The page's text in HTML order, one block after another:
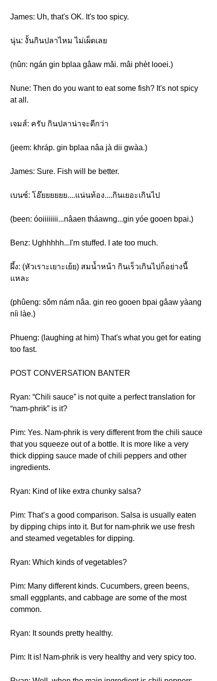
James: Uh, that's OK. It's too spicy.
นุ่น: งั้นกินปลาไหม ไม่เผ็ดเลย
(nûn: ngán gin bplaa gâaw mǎi. mâi phèt looei.)
Nune: Then do you want to eat some fish? It's not spicy
at all.
เจมส์: ครับ กินปลาน่าจะดีกว่า
(jeem: khráp. gin bplaa nâa jà dii gwàa.)
James: Sure. Fish will be better.
เบนซ์: โอ๊ยยยยยย....แน่นท้อง....กินเยอะเกินไป
(been: óoiiiiiiii...nâaen tháawng...gin yóe gooen bpai.)
Benz: Ughhhhh...I'm stuffed. I ate too much.
ผึ้ง: (หัวเราะเยาะเย้ย) สมน้ำหน้า กินเร็วเกินไปก็อย่างนี้
แหละ
(phûeng: sǒm nám nâa. gin reo gooen bpai gâaw yàang
níi làe.)
Phueng: (laughing at him) That's what you get for eating
too fast.
POST CONVERSATION BANTER
Ryan: “Chili sauce” is not quite a perfect translation for
“nam-phrik” is it?
Pim: Yes. Nam-phrik is very different from the chili sauce
that you squeeze out of a bottle. It is more like a very
thick dipping sauce made of chili peppers and other
ingredients.
Ryan: Kind of like extra chunky salsa?
Pim: That’s a good comparison. Salsa is usually eaten
by dipping chips into it. But for nam-phrik we use fresh
and steamed vegetables for dipping.
Ryan: Which kinds of vegetables?
Pim: Many different kinds. Cucumbers, green beens,
small eggplants, and cabbage are some of the most
common.
Ryan: It sounds pretty healthy.
Pim: It is! Nam-phrik is very healthy and very spicy too.